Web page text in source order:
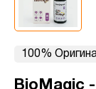
100%
BioMagic